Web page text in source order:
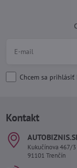
Chcem sa
Kontakt
Kukučínova 467/3
91101 Trenčín